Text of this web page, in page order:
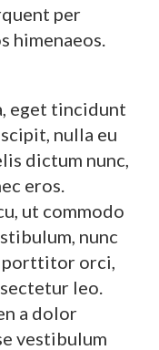
per
himenaeos.
eget tincidunt
nulla eu
dictum nunc,
eros.
ut commodo
nunc
porttitor orci,
leo.
a dolor
vestibulum